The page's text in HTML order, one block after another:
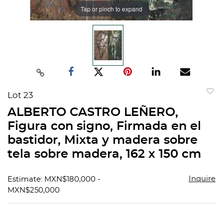
Tap or pinch to expand
Lot 23
ALBERTO CASTRO LEÑERO,
Figura con signo, Firmada en el
bastidor, Mixta y madera sobre
tela sobre madera, 162 x 150 cm
Estimate: MXN$180,000 -
MXN$250,000
Inquire